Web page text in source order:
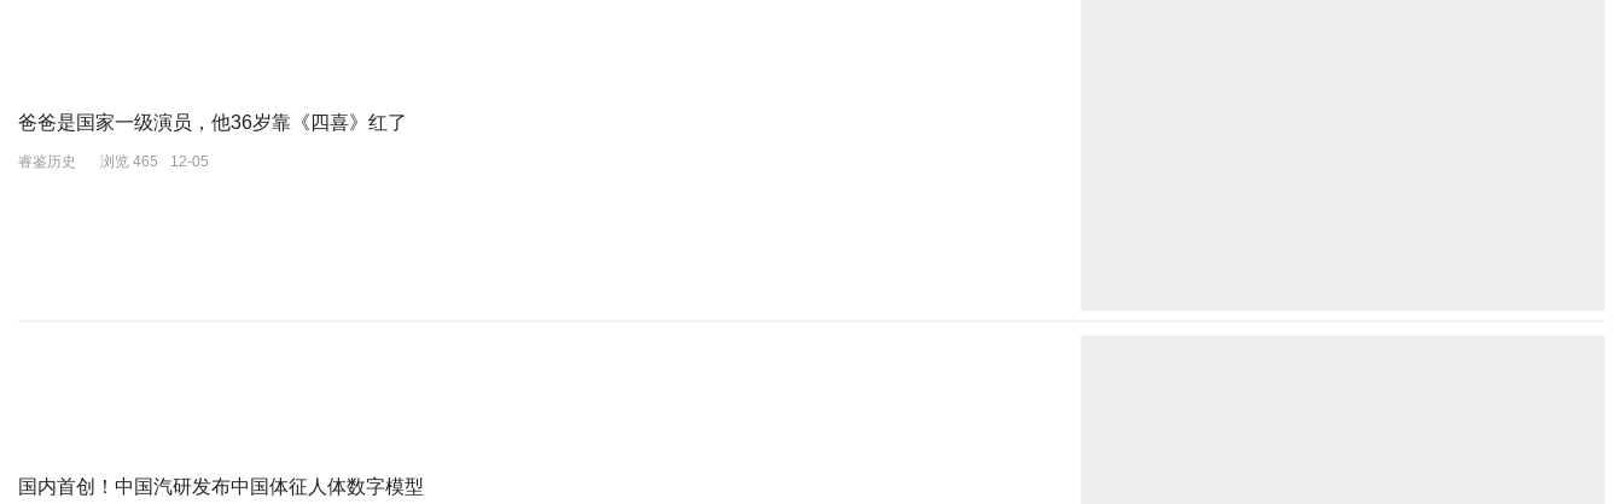
爸爸是国家一级演员，他36岁靠《四喜》红了
睿鉴历史 浏览 465 12-05
国内首创！中国汽研发布中国体征人体数字模型